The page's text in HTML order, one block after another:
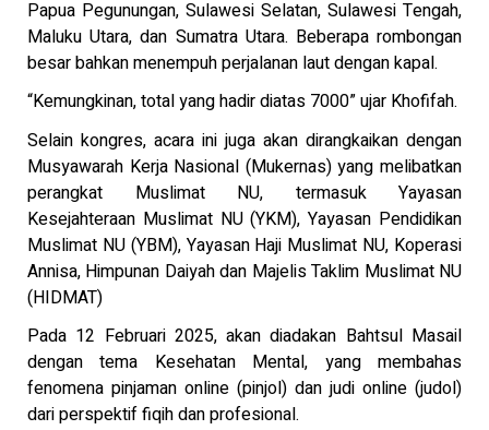
Papua Pegunungan, Sulawesi Selatan, Sulawesi Tengah,
Maluku Utara, dan Sumatra Utara. Beberapa rombongan
besar bahkan menempuh perjalanan laut dengan kapal.
“Kemungkinan, total yang hadir diatas 7000” ujar Khofifah.
Selain kongres, acara ini juga akan dirangkaikan dengan
Musyawarah Kerja Nasional (Mukernas) yang melibatkan
perangkat Muslimat NU, termasuk Yayasan
Kesejahteraan Muslimat NU (YKM), Yayasan Pendidikan
Muslimat NU (YBM), Yayasan Haji Muslimat NU, Koperasi
Annisa, Himpunan Daiyah dan Majelis Taklim Muslimat NU
(HIDMAT)
Pada 12 Februari 2025, akan diadakan Bahtsul Masail
dengan tema Kesehatan Mental, yang membahas
fenomena pinjaman online (pinjol) dan judi online (judol)
dari perspektif fiqih dan profesional.